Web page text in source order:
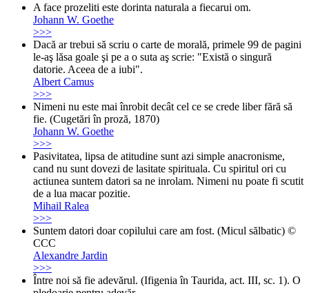
A face prozeliti este dorinta naturala a fiecarui om.
Johann W. Goethe
>>>
Dacă ar trebui să scriu o carte de morală, primele 99 de pagini
le-aş lăsa goale şi pe a o suta aş scrie: "Există o singură
datorie. Aceea de a iubi".
Albert Camus
>>>
Nimeni nu este mai înrobit decât cel ce se crede liber fără să
fie. (Cugetări în proză, 1870)
Johann W. Goethe
>>>
Pasivitatea, lipsa de atitudine sunt azi simple anacronisme,
cand nu sunt dovezi de lasitate spirituala. Cu spiritul ori cu
actiunea suntem datori sa ne inrolam. Nimeni nu poate fi scutit
de a lua macar pozitie.
Mihail Ralea
>>>
Suntem datori doar copilului care am fost. (Micul sălbatic) ©
CCC
Alexandre Jardin
>>>
Între noi să fie adevărul. (Ifigenia în Taurida, act. III, sc. 1). O